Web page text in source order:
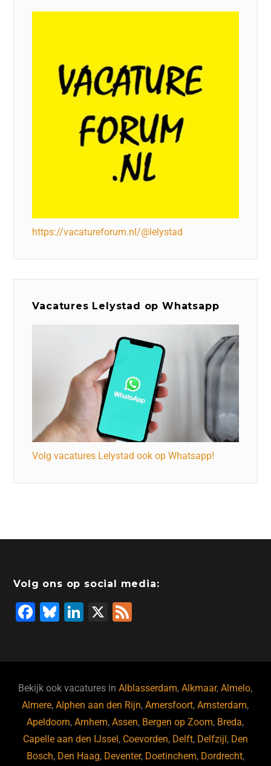
https://vacatureforum.nl/@lelystad
Vacatures Lelystad op Whatsapp
Volg vacatures Lelystad ook op Whatsapp!
Volg ons op social media:
F
b
o
o
k
Bl
ky
Li
dI
n
X
Bekijk ook vacatures inAlblasserdam,Alkmaar,Almelo,
Almere,Alphen aan den Rijn,Amersfoort,Amsterdam,
Apeldoorn,Arnhem,Assen, Bergen op Zoom, Breda,
Capelle aan den IJssel, Coevorden, Delft, Delfzijl, Den
Bosch, Den Haag, Deventer, Doetinchem, Dordrecht,